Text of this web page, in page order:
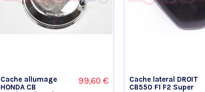
Cache allumage
HONDA CB
99,60 €
Cache lateral DROIT
CB550 F1 F2 Super